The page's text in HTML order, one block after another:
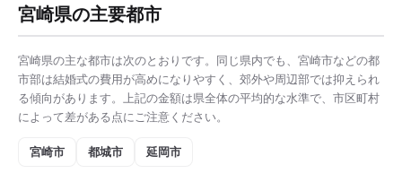
宮崎県の主要都市
宮崎県の主な都市は次のとおりです。同じ県内でも、 宮崎市などの都
市部は結婚式の費用が高めになりやすく、郊外や周辺部では抑えられ
る傾向があります。上記の金額は県全体の平均的な水準で、市区町村
によって差がある点にご注意ください。
宮崎市 都城市 延岡市